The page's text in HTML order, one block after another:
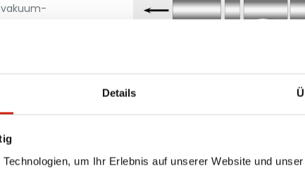
Details
um Ihr Erlebnis auf unserer Website und